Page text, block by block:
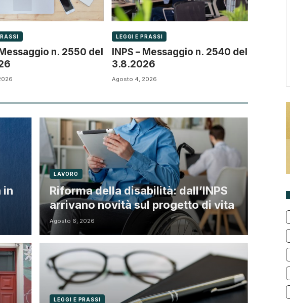
n. 2550 del
LEGGI E PRASSI
INPS – Messaggio n. 2540 del
3.8.2026
Agosto 4, 2026
in
LAVORO
Riforma della disabilità: dall’INPS
arrivano novità sul progetto di vita
Agosto 6, 2026
LEGGI E PRASSI